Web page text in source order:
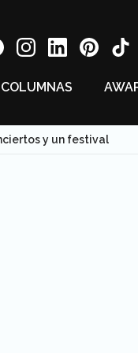
COLUMNAS
y un festival